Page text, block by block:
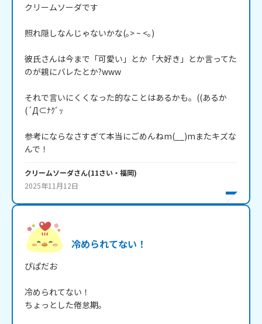
クリームソーダです
照れ隠しなんじゃないかな(｡> ~ <｡)
彼氏さんは今まで「可愛い」とか「大好き」とか言ってた
のが親にバレたとか?www
それで言いにくくなった的なことはあるかも。((あるか
(´Д⊂ﾅｸﾞｯ
参考にならなさすぎて本当にごめんねm(__)mまたキズな
んで！
クリームソーダさん(11さい・ 福岡)
2025年11月12日
冷められてない！
ぴぱだお
冷められてない！
ちょっとした倦怠期。